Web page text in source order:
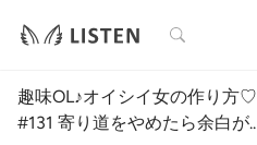
検索
趣味OL♪オイシイ女の作り方♡
#131 寄り道をやめたら余白が..